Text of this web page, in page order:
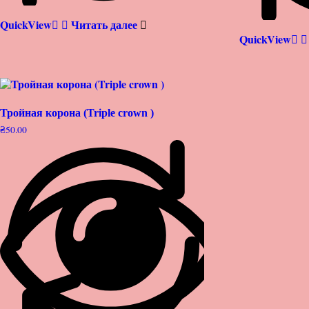
QuickView Читать далее
QuickView
Тройная корона (Triple crown )
₴50.00